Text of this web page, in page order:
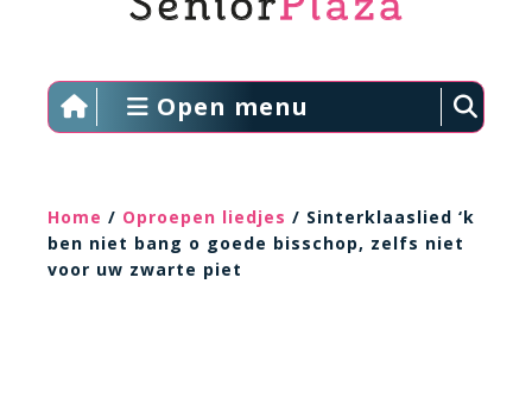
Open menu
Home / Oproepen liedjes / Sinterklaaslied ‘k
ben niet bang o goede bisschop, zelfs niet
voor uw zwarte piet